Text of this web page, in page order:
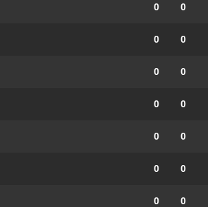
0 0
0 0
0 0
0 0
0 0
0 0
0 0